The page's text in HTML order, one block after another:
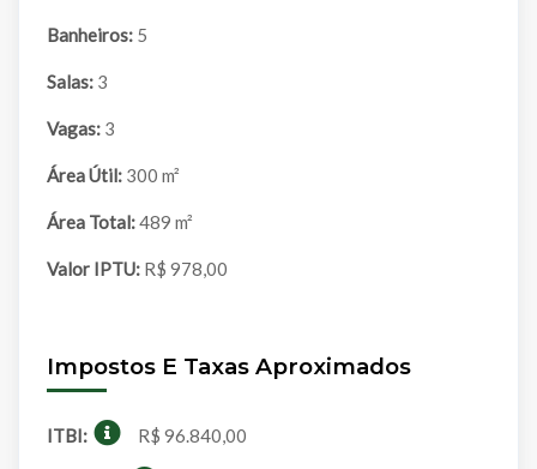
Banheiros: 5
Salas: 3
Vagas: 3
Área Útil: 300 m²
Área Total: 489 m²
Valor IPTU: R$ 978,00
Impostos E Taxas Aproximados
ITBI: R$ 96.840,00